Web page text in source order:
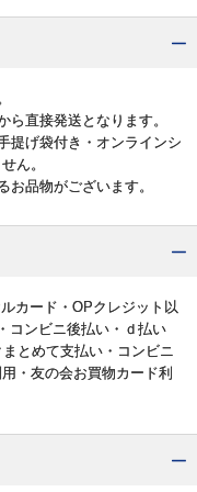
直接発送となります。
提げ袋付き・オンラインシ
ん。
品物がございます。
カード・OPクレジット以
コンビニ後払い・ｄ払い
とめて支払い・コンビニ
・友の会お買物カード利